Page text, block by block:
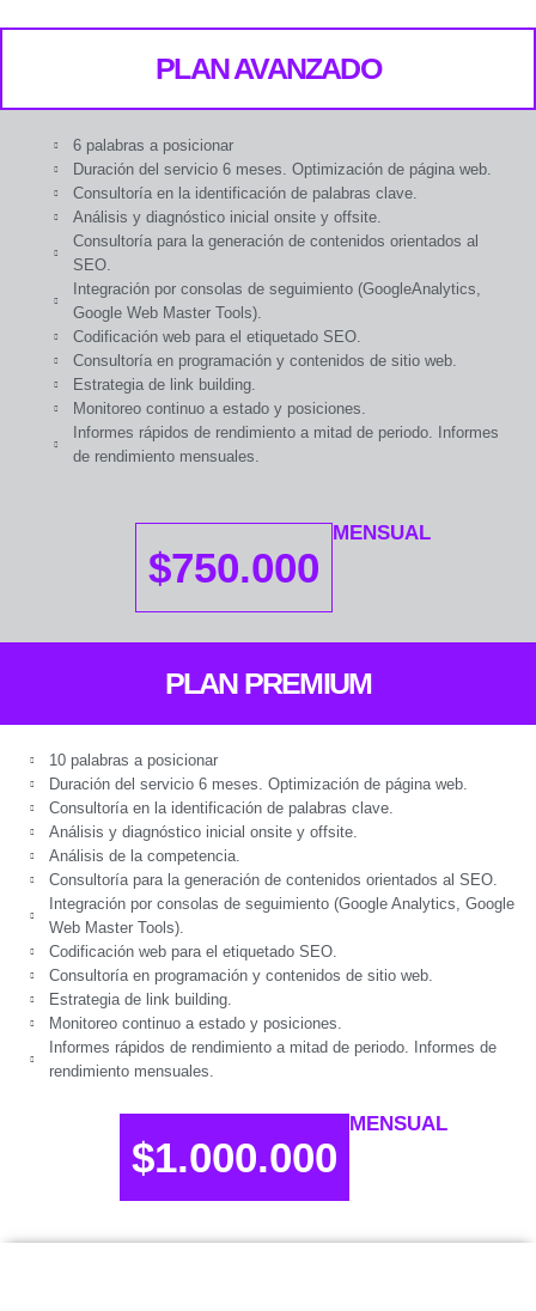
PLAN AVANZADO
6 palabras a posicionar
Duración del servicio 6 meses. Optimización de página web.
Consultoría en la identificación de palabras clave.
Análisis y diagnóstico inicial onsite y offsite.
Consultoría para la generación de contenidos orientados al
SEO.
Integración por consolas de seguimiento (GoogleAnalytics,
Google Web Master Tools).
Codificación web para el etiquetado SEO.
Consultoría en programación y contenidos de sitio web.
Estrategia de link building.
Monitoreo continuo a estado y posiciones.
Informes rápidos de rendimiento a mitad de periodo. Informes
de rendimiento mensuales.
$750.000
MENSUAL
PLAN PREMIUM
10 palabras a posicionar
Duración del servicio 6 meses. Optimización de página web.
Consultoría en la identificación de palabras clave.
Análisis y diagnóstico inicial onsite y offsite.
Análisis de la competencia.
Consultoría para la generación de contenidos orientados al SEO.
Integración por consolas de seguimiento (Google Analytics, Google
Web Master Tools).
Codificación web para el etiquetado SEO.
Consultoría en programación y contenidos de sitio web.
Estrategia de link building.
Monitoreo continuo a estado y posiciones.
Informes rápidos de rendimiento a mitad de periodo. Informes de
rendimiento mensuales.
$1.000.000
MENSUAL